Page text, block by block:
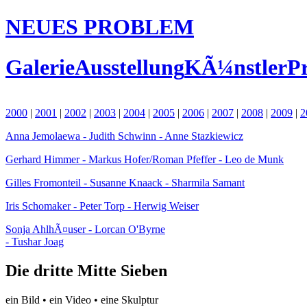
NEUES PROBLEM
GalerieAusstellungKÃ¼nstler
2000 | 2001 | 2002 | 2003 | 2004 | 2005 | 2006 | 2007 | 2008 | 2009 |
Anna Jemolaewa - Judith Schwinn - Anne Stazkiewicz
Gerhard Himmer - Markus Hofer/Roman Pfeffer - Leo de Munk
Gilles Fromonteil - Susanne Knaack - Sharmila Samant
Iris Schomaker - Peter Torp - Herwig Weiser
Sonja AhlhÃ¤user - Lorcan O'Byrne
- Tushar Joag
Die dritte Mitte Sieben
ein Bild • ein Video • eine Skulptur